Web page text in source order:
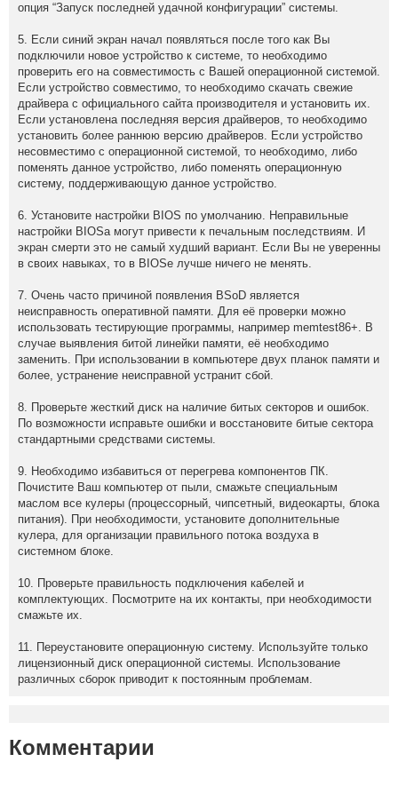
опция “Запуск последней удачной конфигурации” системы.
5. Если синий экран начал появляться после того как Вы
подключили новое устройство к системе, то необходимо
проверить его на совместимость с Вашей операционной системой.
Если устройство совместимо, то необходимо скачать свежие
драйвера с официального сайта производителя и установить их.
Если установлена последняя версия драйверов, то необходимо
установить более раннюю версию драйверов. Если устройство
несовместимо с операционной системой, то необходимо, либо
поменять данное устройство, либо поменять операционную
систему, поддерживающую данное устройство.
6. Установите настройки BIOS по умолчанию. Неправильные
настройки BIOSа могут привести к печальным последствиям. И
экран смерти это не самый худший вариант. Если Вы не уверенны
в своих навыках, то в BIOSе лучше ничего не менять.
7. Очень часто причиной появления BSoD является
неисправность оперативной памяти. Для её проверки можно
использовать тестирующие программы, например memtest86+. В
случае выявления битой линейки памяти, её необходимо
заменить. При использовании в компьютере двух планок памяти и
более, устранение неисправной устранит сбой.
8. Проверьте жесткий диск на наличие битых секторов и ошибок.
По возможности исправьте ошибки и восстановите битые сектора
стандартными средствами системы.
9. Необходимо избавиться от перегрева компонентов ПК.
Почистите Ваш компьютер от пыли, смажьте специальным
маслом все кулеры (процессорный, чипсетный, видеокарты, блока
питания). При необходимости, установите дополнительные
кулера, для организации правильного потока воздуха в
системном блоке.
10. Проверьте правильность подключения кабелей и
комплектующих. Посмотрите на их контакты, при необходимости
смажьте их.
11. Переустановите операционную систему. Используйте только
лицензионный диск операционной системы. Использование
различных сборок приводит к постоянным проблемам.
Комментарии